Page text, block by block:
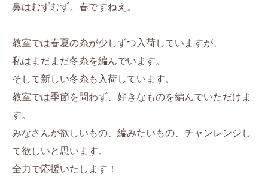
鼻はむずむず。春ですねえ。
教室では春夏の糸が少しずつ入荷していますが、
私はまだまだ冬糸を編んでいます。
そして新しい冬糸も入荷しています。
教室では季節を問わず、好きなものを編んでいただけま
す。
みなさんが欲しいもの、編みたいもの、チャンレンジし
て欲しいと思います。
全力で応援いたします！